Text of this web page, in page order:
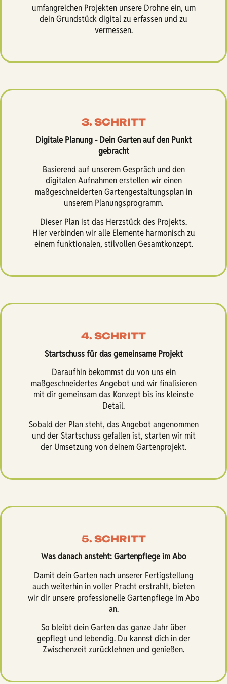
umfangreichen Projekten unsere Drohne ein, um
dein Grundstück digital zu erfassen und zu
vermessen.
3. SCHRITT
Digitale Planung - Dein Garten auf den Punkt
gebracht
Basierend auf unserem Gespräch und den
digitalen Aufnahmen erstellen wir einen
maßgeschneiderten Gartengestaltungsplan in
unserem Planungsprogramm.
Dieser Plan ist das Herzstück des Projekts.
Hier verbinden wir alle Elemente harmonisch zu
einem funktionalen, stilvollen Gesamtkonzept.
4. SCHRITT
Startschuss für das gemeinsame Projekt
Daraufhin bekommst du von uns ein
maßgeschneidertes Angebot und wir finalisieren
mit dir gemeinsam das Konzept bis ins kleinste
Detail.
Sobald der Plan steht, das Angebot angenommen
und der Startschuss gefallen ist, starten wir mit
der Umsetzung von deinem Gartenprojekt.
5. SCHRITT
Was danach ansteht: Gartenpflege im Abo
Damit dein Garten nach unserer Fertigstellung
auch weiterhin in voller Pracht erstrahlt, bieten
wir dir unsere professionelle Gartenpflege im Abo
an.
So bleibt dein Garten das ganze Jahr über
gepflegt und lebendig. Du kannst dich in der
Zwischenzeit zurücklehnen und genießen.